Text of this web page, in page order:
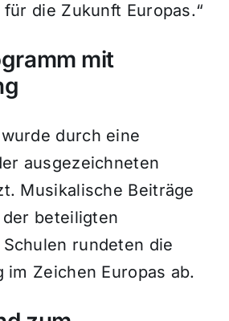
die Zukunft Europas.“
mit
durch eine
ausgezeichneten
Musikalische Beiträge
beteiligten
rundeten die
im Zeichen Europas ab.